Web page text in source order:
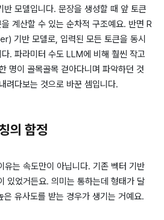
모델입니다. 문장을 생성할 때 앞 토큰
계산할 수 있는 순차적 구조예요. 반면 R
기반 모델로, 입력된 모든 토큰을 동시
. 파라미터 수도 LLM에 비해 훨씬 작고
명이 골목골목 걷아다니며 파악하던 것
려다보는 것으로 바꾼 셈입니다.
의 함정
는 속도만이 아닙니다. 기존 벡터 기반
있었거든요. 의미는 통하는데 형태가 달
은 유사도를 받는 경우가 생기는 거예요.